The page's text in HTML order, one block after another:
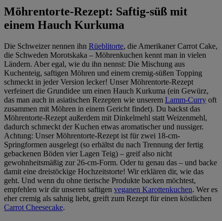
Möhrentorte-Rezept: Saftig-süß mit
einem Hauch Kurkuma
Die Schweizer nennen ihn Rüeblitorte, die Amerikaner Carrot Cake,
die Schweden Morotskaka – Möhrenkuchen kennt man in vielen
Ländern. Aber egal, wie du ihn nennst: Die Mischung aus
Kuchenteig, saftigen Möhren und einem cremig-süßen Topping
schmeckt in jeder Version lecker! Unser Möhrentorte-Rezept
verfeinert die Grundidee um einen Hauch Kurkuma (ein Gewürz,
das man auch in asiatischen Rezepten wie unserem Lamm-Curry oft
zusammen mit Möhren in einem Gericht findet). Du backst das
Möhrentorte-Rezept außerdem mit Dinkelmehl statt Weizenmehl,
dadurch schmeckt der Kuchen etwas aromatischer und nussiger.
Achtung: Unser Möhrentorte-Rezept ist für zwei 18-cm-
Springformen ausgelegt (so erhältst du nach Trennung der fertig
gebackenen Böden vier Lagen Teig) – greif also nicht
gewohnheitsmäßig zur 26-cm-Form. Oder tu genau das – und backe
damit eine dreistöckige Hochzeitstorte! Wir erklären dir, wie das
geht. Und wenn du ohne tierische Produkte backen möchtest,
empfehlen wir dir unseren saftigen veganen Karottenkuchen. Wer es
eher cremig als sahnig liebt, greift zum Rezept für einen köstlichen
Carrot Cheesecake.